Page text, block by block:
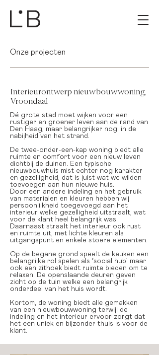
Onze projecten
Interieurontwerp nieuwbouwwoning,
Vroondaal
Dé grote stad moet wijken voor een
rustiger en groener leven aan de rand van
Den Haag, maar belangrijker nog: in de
nabijheid van het strand.
De twee-onder-een-kap woning biedt alle
ruimte en comfort voor een nieuw leven
dichtbij de duinen. Een typische
nieuwbouwhuis mist echter nog karakter
en gezelligheid; dat is juist wat we wilden
toevoegen aan hun nieuwe huis.
Door een andere indeling en het gebruik
van materialen en kleuren hebben wij
persoonlijkheid toegevoegd aan het
interieur welke gezelligheid uitstraalt, wat
voor de klant heel belangrijk was.
Daarnaast straalt het interieur ook rust
en ruimte uit, met lichte kleuren als
uitgangspunt en enkele stoere elementen.
Op de begane grond speelt de keuken een
belangrijke rol spelen als ‘social hub’ maar
ook een zithoek biedt ruimte bieden om te
relaxen. De openslaande deuren geven
zicht op de tuin welke een belangrijk
onderdeel van het huis wordt.
Kortom, de woning biedt alle gemakken
van een nieuwbouwwoning terwijl de
indeling en het interieur ervoor zorgt dat
het een uniek en bijzonder thuis is voor de
klant.